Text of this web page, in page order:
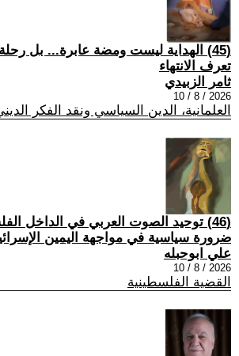
(45) الهداية ليست ومضة عابرة... بل رحلة
تعرف الانتهاء
ثامر الزبيدي
2026 / 8 / 10
العلمانية، الدين السياسي ونقد الفكر
(46) توحيد الصوت العربي في الداخل
ضرورة سياسية في مواجهة اليمين
علي ابوحبله
2026 / 8 / 10
القضية الفلسطينية